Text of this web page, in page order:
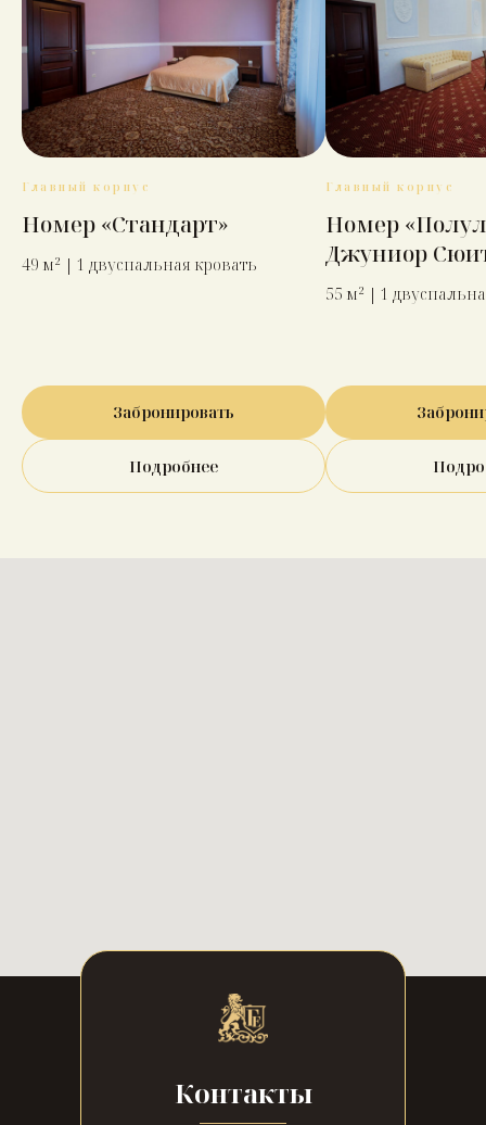
Главный корпус
Номер «Стандарт»
49 м² | 1 двуспальная кровать
Забронировать
Подробнее
Главный корпус
Номер
Джуниор
55 м² | 1
Контакты